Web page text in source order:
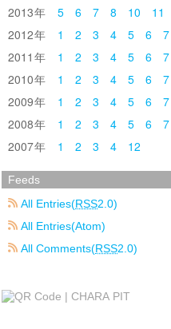
2013
5 6 7 8 10 11
2012
1 2 3 4 5 6 7
2011
1 2 3 4 5 6 7
2010
1 2 3 4 5 6 7
2009
1 2 3 4 5 6 7
2008
1 2 3 4 5 6 7
2007
1 2 3 4 12
Feeds
All Entries(RSS2.0)
All Entries(Atom)
All Comments(RSS2.0)